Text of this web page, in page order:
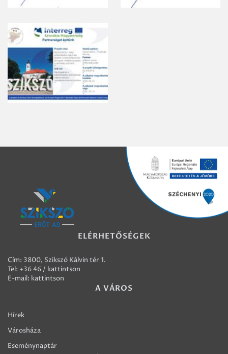
ELÉRHETŐSÉGEK
Cím: 3800, Szikszó Kálvin tér 1.
Tel: +36 46 / kattintson
E-mail: kattintson
A VÁROS
Hírek
Városháza
Eseménynaptár